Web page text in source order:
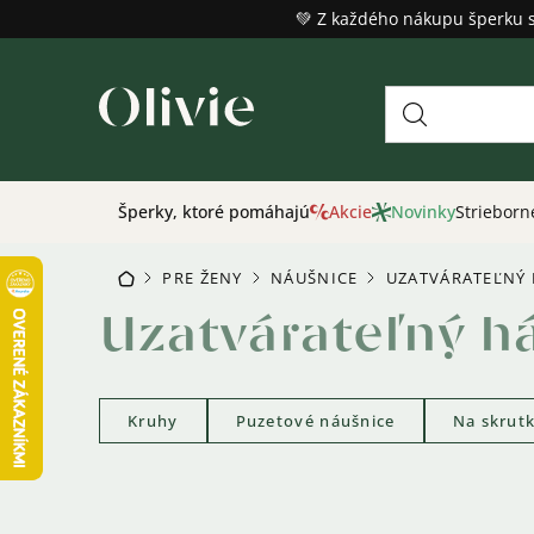
na
💚 Z každého nákupu šperku
Šperky, ktoré pomáhajú Akcie Novinky
DOMOVPRE ŽENY NÁUŠNICE UZATVÁRATEĽNÝ
Uzatvárateľný
Kruhy Puzetové náušnice Na